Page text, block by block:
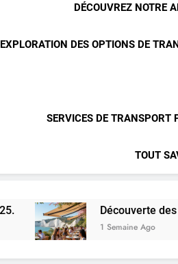
DÉCOUVREZ NOTRE
EXPLORATION DES OPTIONS DE
SERVICES DE TRANSPORT
TOUT
Découverte des meilleurs
1 Semaine Ago